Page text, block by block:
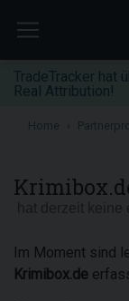
TradeTracker hat
Real Attribution!
Home
Im Moment sind
Krimibox.de